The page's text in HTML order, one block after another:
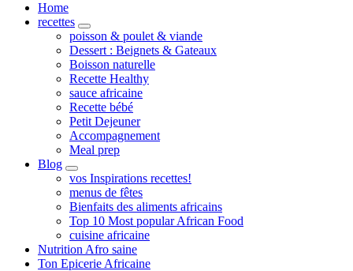
Home
recettes
expand
child
menu
poisson & poulet & viande
Dessert : Beignets & Gateaux
Boisson naturelle
Recette Healthy
sauce africaine
Recette bébé
Petit Dejeuner
Accompagnement
Meal prep
Blog
expand
child
menu
vos Inspirations recettes!
menus de fêtes
Bienfaits des aliments africains
Top 10 Most popular African Food
cuisine africaine
Nutrition Afro saine
Ton Epicerie Africaine